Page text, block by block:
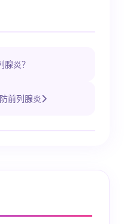
炎？
前列腺炎